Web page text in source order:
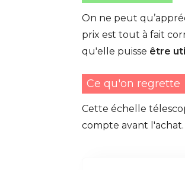
On ne peut
prix est tout à fait
qu'elle puisse être
Ce qu'on regrette
Cette échelle
compte avant l'achat.